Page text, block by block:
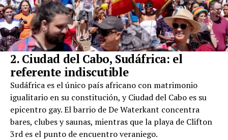
2. Ciudad del Cabo, Sudáfrica: el
referente indiscutible
Sudáfrica es el único país africano con matrimonio
igualitario en su constitución, y Ciudad del Cabo es su
epicentro gay. El barrio de De Waterkant concentra
bares, clubes y saunas, mientras que la playa de Clifton
3rd es el punto de encuentro veraniego.